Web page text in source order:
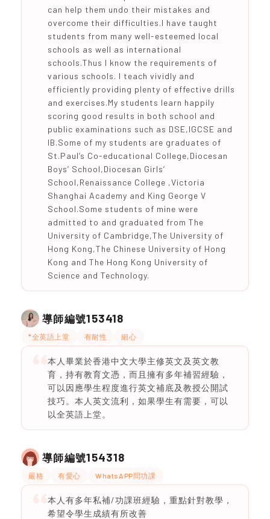
can help them undo their mistakes and
overcome their difficulties.l have taught
students from many well-esteemed local
schools as well as international
schools.Thus I know the requirements of
various schools. I teach vividly and
efficiently providing plenty of effective drills
and exercises.My students learn happily
scoring good results in both school and
public examinations such as DSE,IGCSE and
IB.Some of my students are graduates of
St.Paul’s Co-educational College,Diocesan
Boys’ School,Diocesan Girls’
School,Renaissance College ,Victoria
Shanghai Academy and King George V
School.Some students of mine were
admitted to and graduated from The
University of Cambridge,The University of
Hong Kong,The Chinese University of Hong
Kong and The Hong Kong University of
Science and Technology.
導師編號153418
*全英語上堂 有耐性 細心
本人畢業於香港中文大學主修英文及英文教
育，持有教育文憑，而且擁有多年補習經驗，
可以因應學生程度進行英文補底及教授公開試
技巧。本人英文流利，如果學生有需要，可以
以全英語上堂。
導師編號154318
嚴格 有愛心 WhatsAPP問功課
本人有多年私補/功課班經驗，重點針對教學，
希望令學生成績有所改善